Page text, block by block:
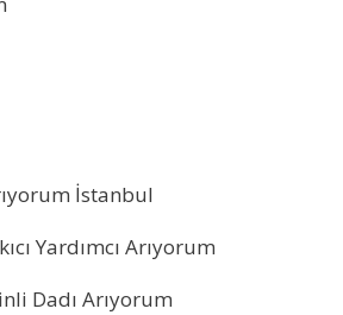
İstanbul
Yardımcı Arıyorum
Dadı Arıyorum